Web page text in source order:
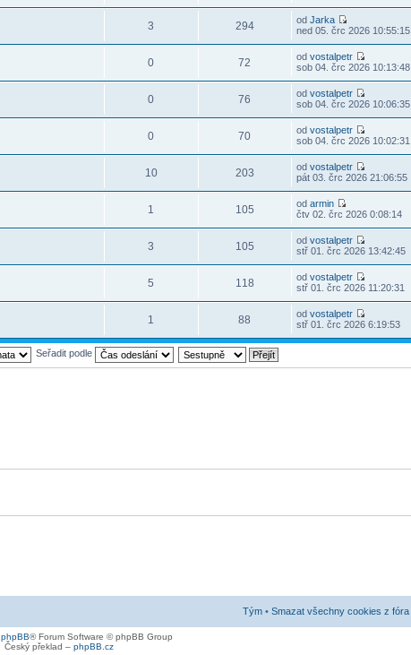
3 294 odJarka
ned 05. črc 2026 10:55:15
0 72 odvostalpetr
sob 04. črc 2026 10:13:48
0 76 odvostalpetr
sob 04. črc 2026 10:06:35
0 70 odvostalpetr
sob 04. črc 2026 10:02:31
10 203 odvostalpetr
pát 03. črc 2026 21:06:55
1 105 odarmin
čtv 02. črc 2026 0:08:14
3 105 odvostalpetr
stř 01. črc 2026 13:42:45
5 118 odvostalpetr
stř 01. črc 2026 11:20:31
1 88 odvostalpetr
stř 01. črc 2026 6:19:53
Seřadit podle
Tým • Smazat všechny cookies z fóra
phpBB® Forum Software © phpBB Group
Český překlad – phpBB.cz